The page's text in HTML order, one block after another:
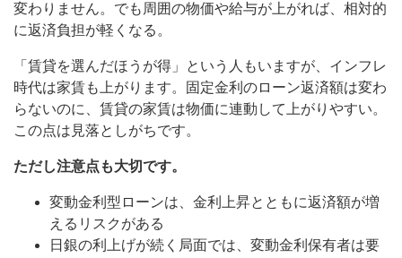
変わりません。でも周囲の物価や給与が上がれば、相対的
に返済負担が軽くなる。
「賃貸を選んだほうが得」という人もいますが、インフレ
時代は家賃も上がります。固定金利のローン返済額は変わ
らないのに、賃貸の家賃は物価に連動して上がりやすい。
この点は見落としがちです。
ただし注意点も大切です。
変動金利型ローンは、金利上昇とともに返済額が増
えるリスクがある
日銀の利上げが続く局面では、変動金利保有者は要